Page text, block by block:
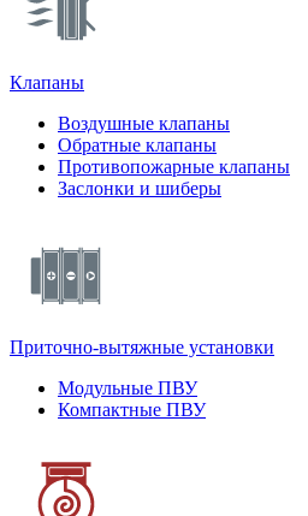
Клапаны
Воздушные клапаны
Обратные клапаны
Противопожарные клапаны
Заслонки и шиберы
Приточно-вытяжные установки
Модульные ПВУ
Компактные ПВУ